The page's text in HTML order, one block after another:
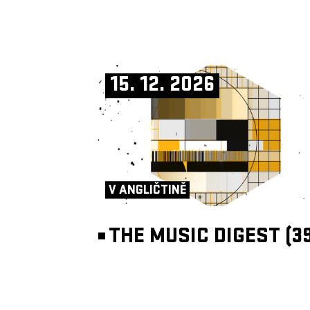
15. 12. 2026
V ANGLIČTINĚ
THE MUSIC DIGEST